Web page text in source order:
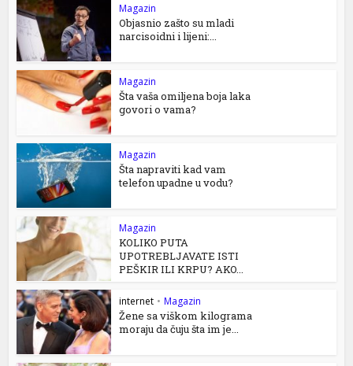
Magazin
Objasnio zašto su mladi
narcisoidni i lijeni:...
Magazin
Šta vaša omiljena boja laka
govori o vama?
Magazin
Šta napraviti kad vam
telefon upadne u vodu?
Magazin
KOLIKO PUTA
UPOTREBLJAVATE ISTI
PEŠKIR ILI KRPU? AKO...
internet • Magazin
Žene sa viškom kilograma
moraju da čuju šta im je...